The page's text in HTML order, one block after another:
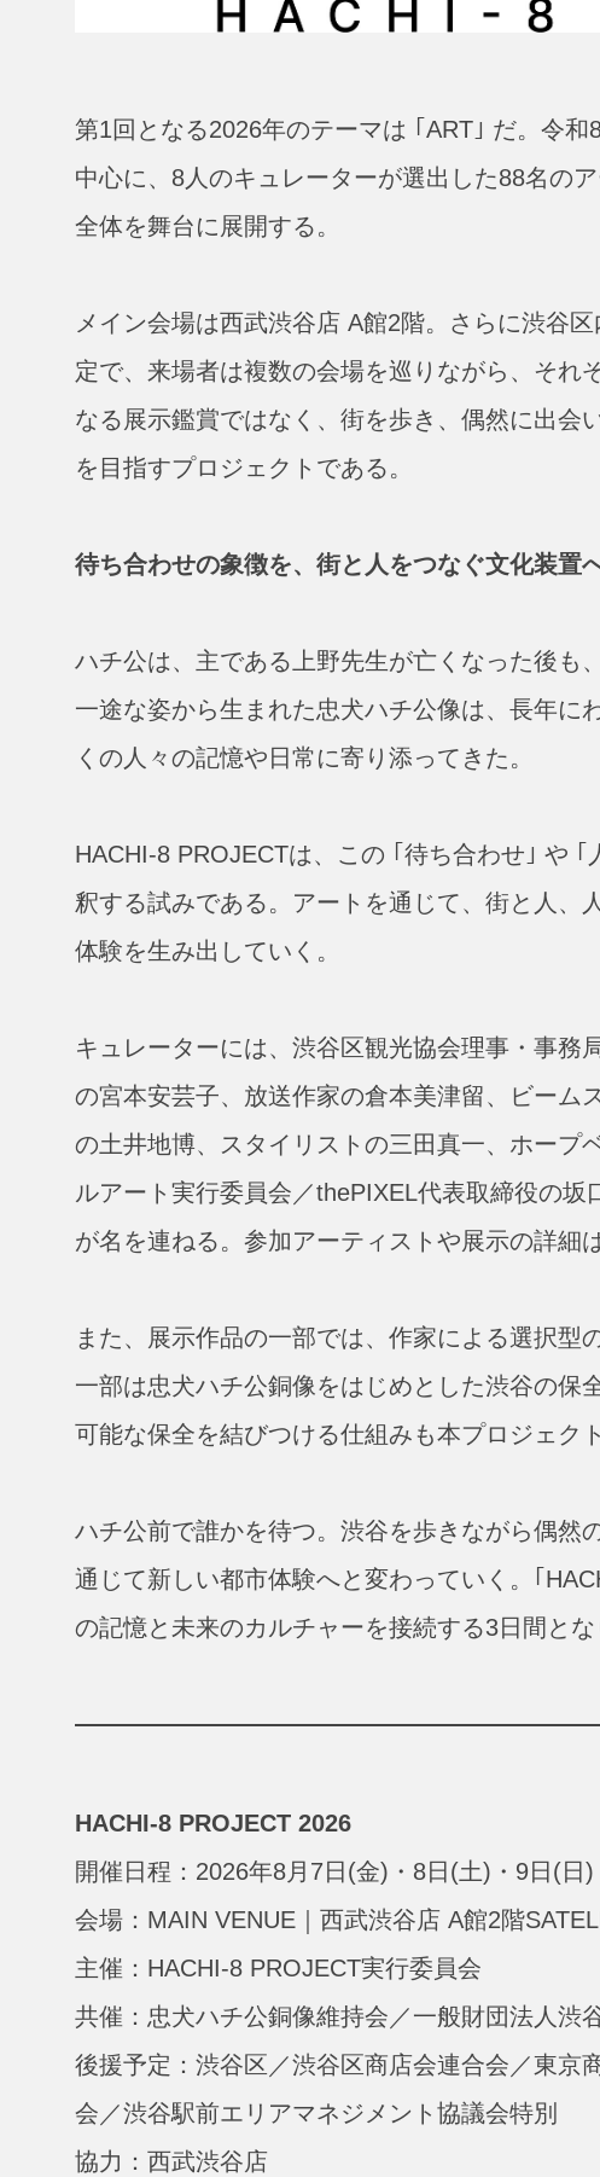
第1回となる2026年のテーマは ｢ART｣ だ。令
中心に、8人のキュレーターが選出した88名の
全体を舞台に展開する。
メイン会場は西武渋谷店 A館2階。さらに渋谷
定で、来場者は複数の会場を巡りながら、それ
なる展示鑑賞ではなく、街を歩き、偶然に出会
を目指すプロジェクトである。
待ち合わせの象徴を、街と人をつなぐ文化装置
ハチ公は、主である上野先生が亡くなった後も
一途な姿から生まれた忠犬ハチ公像は、長年に
くの人々の記憶や日常に寄り添ってきた。
HACHI-8 PROJECTは、この ｢待ち合わせ｣ や
釈する試みである。アートを通じて、街と人、
体験を生み出していく。
キュレーターには、渋谷区観光協会理事・事務
の宮本安芸子、放送作家の倉本美津留、ビーム
の土井地博、スタイリストの三田真一、ホープ
ルアート実行委員会／thePIXEL代表取締役の
が名を連ねる。参加アーティストや展示の詳細
また、展示作品の一部では、作家による選択
一部は忠犬ハチ公銅像をはじめとした渋谷の保
可能な保全を結びつける仕組みも本プロジェク
ハチ公前で誰かを待つ。渋谷を歩きながら偶然
通じて新しい都市体験へと変わっていく。｢
の記憶と未来のカルチャーを接続する3日間とな
HACHI-8 PROJECT 2026
開催日程：2026年8月7日(金)・8日(土)・9日(日)
会場：MAIN VENUE｜西武渋谷店 A館2階
主催：HACHI-8 PROJECT実行委員会
共催：忠犬ハチ公銅像維持会／一般財団法人渋
後援予定：渋谷区／渋谷区商店会連合会／東京
会／渋谷駅前エリアマネジメント協議会特別
協力：西武渋谷店